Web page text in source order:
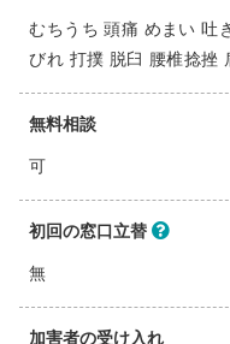
むちうち 頭痛 めまい 吐
びれ 打撲 脱臼 腰椎捻挫
無料相談
可
初回の窓口立替
無
加害者の受け入れ